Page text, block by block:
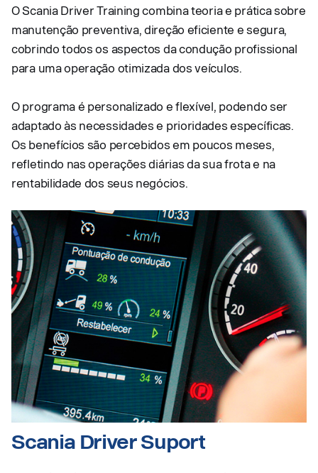
O Scania Driver Training combina teoria e prática sobre
manutenção preventiva, direção eficiente e segura,
cobrindo todos os aspectos da condução profissional
para uma operação otimizada dos veículos.
O programa é personalizado e flexível, podendo ser
adaptado às necessidades e prioridades específicas.
Os benefícios são percebidos em poucos meses,
refletindo nas operações diárias da sua frota e na
rentabilidade dos seus negócios.
Scania Driver Suport